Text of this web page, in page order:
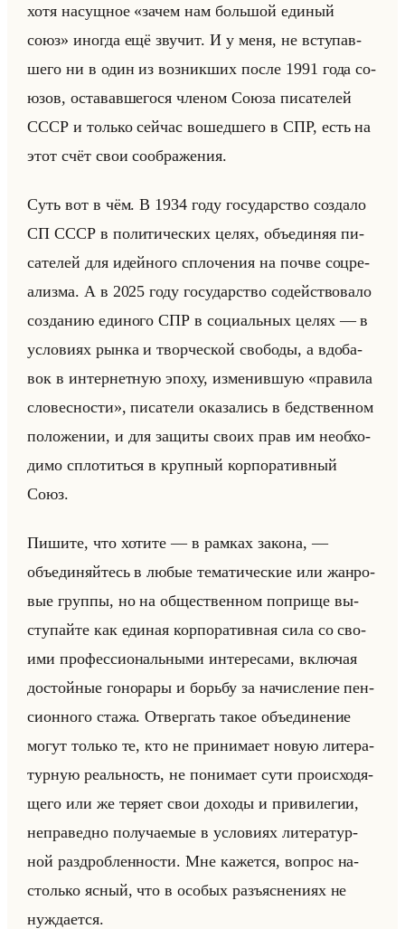
хотя на­сущ­ное «зачем нам большой единый
союз» ино­гда ещё зву­чит. И у меня, не всту­пав­
ше­го ни в один из воз­ник­ших после 1991 года со­
юзов, оста­вав­ше­го­ся чле­ном Союза пи­са­те­лей
СССР и только сейчас во­шед­ше­го в СПР, есть на
этот счёт свои со­об­ра­же­ния.
Суть вот в чём. В 1934 году го­су­дар­ство со­зда­ло
СП СССР в по­ли­ти­че­ских целях, объеди­няя пи­
са­те­лей для идейно­го спло­че­ния на почве соц­ре­
ализ­ма. А в 2025 году го­су­дар­ство со­действо­ва­ло
со­зда­нию еди­но­го СПР в со­ци­альных целях — в
усло­ви­ях рынка и твор­че­ской сво­бо­ды, а вдо­ба­
вок в ин­тер­нет­ную эпоху, из­ме­нив­шую «правила
словесности», пи­са­те­ли ока­за­лись в бед­ствен­ном
по­ло­же­нии, и для за­щи­ты своих прав им необ­хо­
ди­мо спло­титься в круп­ный кор­по­ра­тив­ный
Союз.
Пи­ши­те, что хо­ти­те — в рам­ках за­ко­на, —
объеди­няйтесь в любые те­ма­ти­че­ские или жан­ро­
вые груп­пы, но на об­ще­ствен­ном по­при­ще вы­
сту­пайте как еди­ная кор­по­ра­тив­ная сила со сво­
ими про­фес­си­ональны­ми ин­те­ре­са­ми, вклю­чая
до­стойные го­но­ра­ры и борьбу за на­чис­ле­ние пен­
си­он­но­го стажа. От­вер­гать такое объеди­не­ние
могут только те, кто не при­ни­ма­ет новую ли­те­ра­
тур­ную ре­альность, не по­ни­ма­ет сути про­ис­хо­дя­
ще­го или же те­ря­ет свои до­хо­ды и при­ви­ле­гии,
непра­вед­но по­лу­ча­емые в усло­ви­ях ли­те­ра­тур­
ной раз­дроб­лен­но­сти. Мне ка­жет­ся, во­прос на­
столько ясный, что в осо­бых разъяс­не­ни­ях не
нуж­да­ет­ся.